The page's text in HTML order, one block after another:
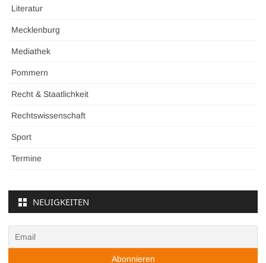
Literatur
Mecklenburg
Mediathek
Pommern
Recht & Staatlichkeit
Rechtswissenschaft
Sport
Termine
NEUIGKEITEN